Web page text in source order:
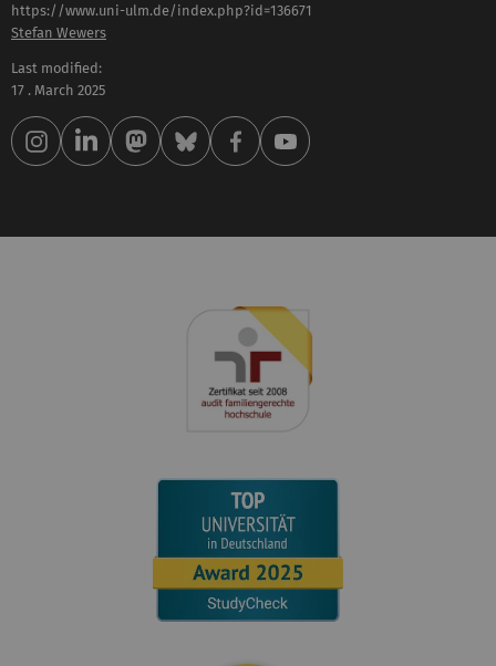
https://www.uni-ulm.de/index.php?id=136671
Stefan Wewers
Last modified:
17 . March 2025